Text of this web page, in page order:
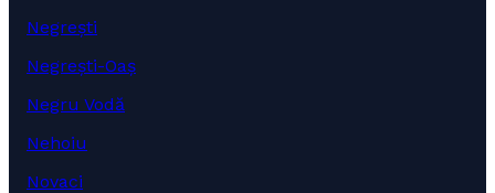
Negrești
Negrești-Oaș
Negru Vodă
Nehoiu
Novaci